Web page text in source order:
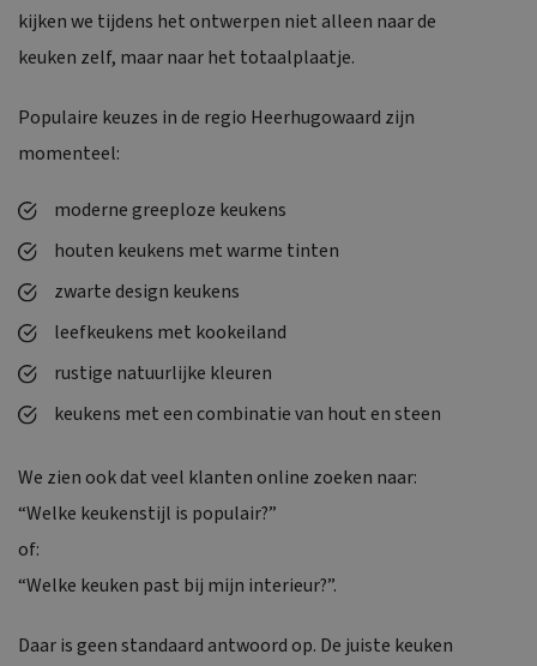
kijken we tijdens het ontwerpen niet alleen naar de
keuken zelf, maar naar het totaalplaatje.
Populaire keuzes in de regio Heerhugowaard zijn
momenteel:
moderne greeploze keukens
houten keukens met warme tinten
zwarte design keukens
leefkeukens met kookeiland
rustige natuurlijke kleuren
keukens met een combinatie van hout en steen
We zien ook dat veel klanten online zoeken naar:
“Welke keukenstijl is populair?”
of:
“Welke keuken past bij mijn interieur?”.
Daar is geen standaard antwoord op. De juiste keuken